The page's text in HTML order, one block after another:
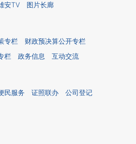
安TV 图片长廊
专栏
财政预决算公开专栏
栏
政务信息 互动交流
民服务 证照联办
公司登记